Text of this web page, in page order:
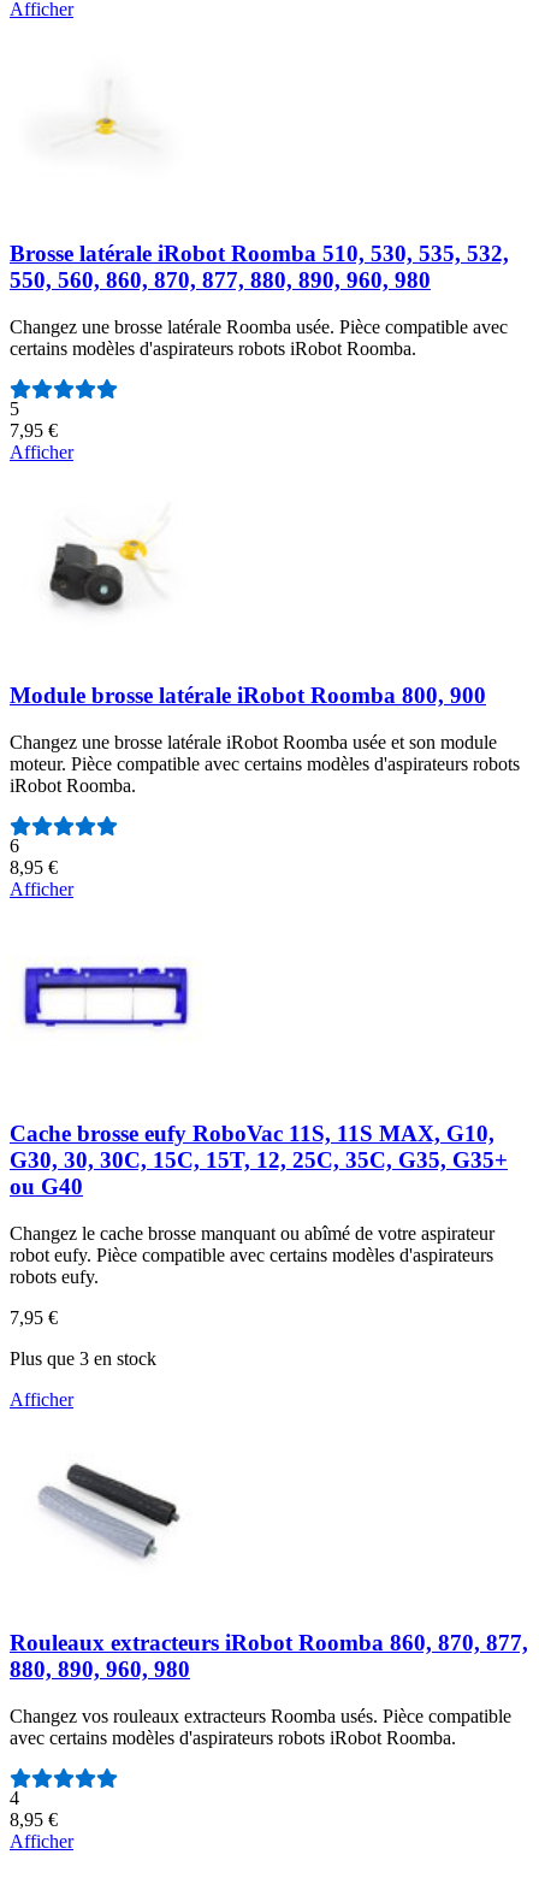
Afficher
Brosse latérale iRobot Roomba 510, 530, 535, 532,
550, 560, 860, 870, 877, 880, 890, 960, 980
Changez une brosse latérale Roomba usée. Pièce compatible avec
certains modèles d'aspirateurs robots iRobot Roomba.
Nombre d'avis :
5
7,95 €
Afficher
Module brosse latérale iRobot Roomba 800, 900
Changez une brosse latérale iRobot Roomba usée et son module
moteur. Pièce compatible avec certains modèles d'aspirateurs robots
iRobot Roomba.
Nombre d'avis :
6
8,95 €
Afficher
Cache brosse eufy RoboVac 11S, 11S MAX, G10,
G30, 30, 30C, 15C, 15T, 12, 25C, 35C, G35, G35+
ou G40
Changez le cache brosse manquant ou abîmé de votre aspirateur
robot eufy. Pièce compatible avec certains modèles d'aspirateurs
robots eufy.
7,95 €
Plus que 3 en stock
Afficher
Rouleaux extracteurs iRobot Roomba 860, 870, 877,
880, 890, 960, 980
Changez vos rouleaux extracteurs Roomba usés. Pièce compatible
avec certains modèles d'aspirateurs robots iRobot Roomba.
Nombre d'avis :
4
8,95 €
Afficher